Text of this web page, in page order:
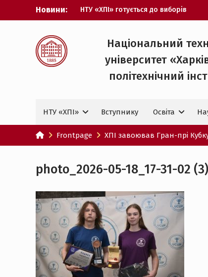
Новини:
НТУ «ХПІ» готується до виборів
ректора
Всеукраїнський фестиваль «Червона
ХПІ уклав угоду про партнерство з
ДержНДІ технологій кібербезпеки
Випускник ХПІ став
У Верховній Раді за участю ХПІ
обговорили перспективи українсько-
іспанського технологічного
партнерства
Національний
університет
політехнічний
НТУ «ХПІ» Вступнику Освіта
Frontpage ХПІ завоював Гран-прі
photo_2026-05-18_17-31-02 (3)